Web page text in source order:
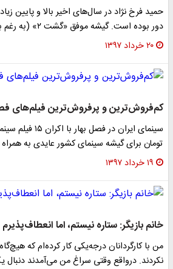
فرخ نژاد در سال‌های اخیر بالا و پایین زیاد
بوده است. گیشه موفق «گشت ۲» (به رغم بازی نه…
۲۰ خرداد ۱۳۹۷
و پرفروش‌ترین فیلم‌های فصل
برای گیشه سینمای کشور عایدی به همراه
۱۹ خرداد ۱۳۹۷
بازیگر: ستاره نیستم، اما انعطاف‌پذیرم
با کارگردانان درجه‌یکی کار کرده‌ام که هیچ‌گاه
درواقع وقتی سراغ من می‌آمدند دنبال یک